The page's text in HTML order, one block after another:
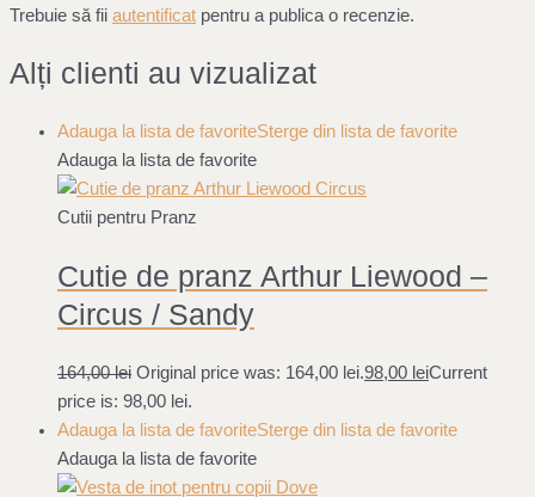
Trebuie să fii autentificat pentru a publica o recenzie.
Alți clienti au vizualizat
Adauga la lista de favoriteSterge din lista de favorite
Adauga la lista de favorite
Cutii pentru Pranz
Cutie de pranz Arthur Liewood –
Circus / Sandy
164,00lei Original price was: 164,00 lei.98,00 leiCurrent
price is: 98,00 lei.
Adauga la lista de favoriteSterge din lista de favorite
Adauga la lista de favorite